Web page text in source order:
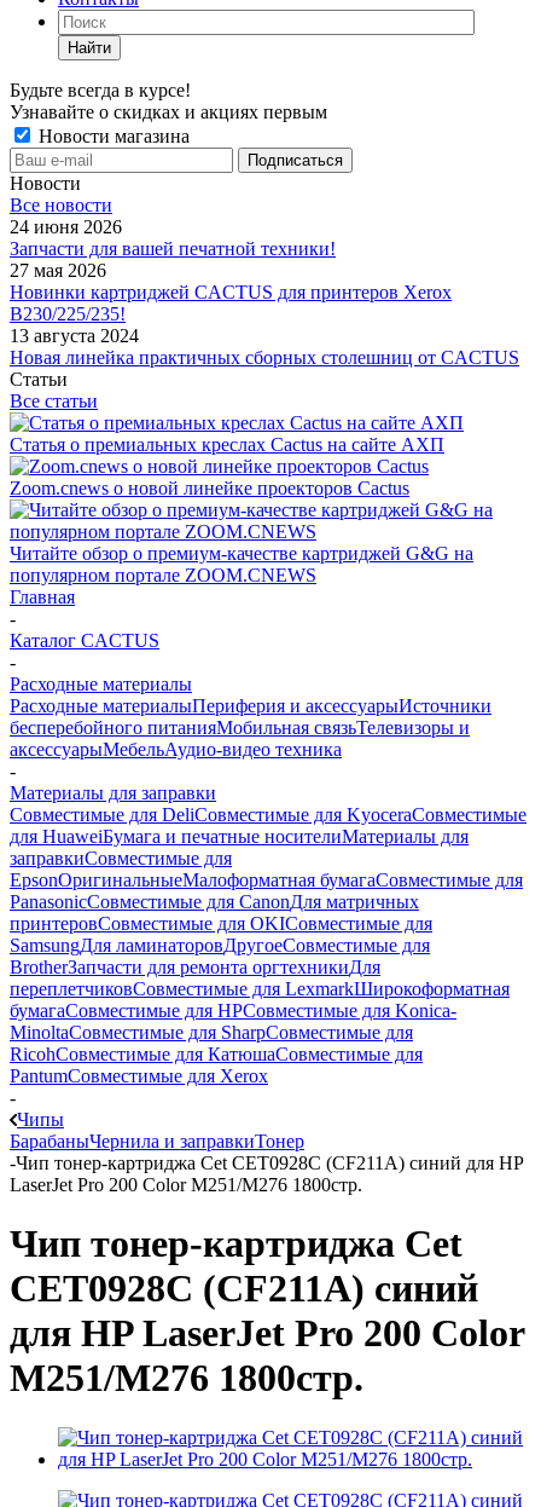
Найти
Будьте всегда в курсе!
Узнавайте о скидках и акциях первым
Новости магазина
Новости
Все новости
24 июня 2026
Запчасти для вашей печатной техники!
27 мая 2026
Новинки картриджей CACTUS для принтеров Xerox
B230/225/235!
13 августа 2024
Новая линейка практичных сборных столешниц от CACTUS
Статьи
Все статьи
Статья о премиальных креслах Cactus на сайте АХП
Zoom.cnews о новой линейке проекторов Cactus
Читайте обзор о премиум-качестве картриджей G&G на
популярном портале ZOOM.CNEWS
Главная
-
Каталог CACTUS
-
Расходные материалы
Расходные материалыПериферия и аксессуарыИсточники
бесперебойного питанияМобильная связьТелевизоры и
аксессуарыМебельАудио-видео техника
-
Материалы для заправки
Совместимые для DeliСовместимые для KyoceraСовместимые
для HuaweiБумага и печатные носителиМатериалы для
заправкиСовместимые для
EpsonОригинальныеМалоформатная бумагаСовместимые для
PanasonicСовместимые для CanonДля матричных
принтеровСовместимые для OKIСовместимые для
SamsungДля ламинаторовДругоеСовместимые для
BrotherЗапчасти для ремонта оргтехникиДля
переплетчиковСовместимые для LexmarkШирокоформатная
бумагаСовместимые для HPСовместимые для Konica-
MinoltaСовместимые для SharpСовместимые для
RicohСовместимые для КатюшаСовместимые для
PantumСовместимые для Xerox
-
Чипы
БарабаныЧернила и заправкиТонер
-Чип тонер-картриджа Cet CET0928C (CF211A) синий для HP
LaserJet Pro 200 Color M251/M276 1800стр.
Чип тонер-картриджа Cet
CET0928C (CF211A) синий
для HP LaserJet Pro 200 Color
M251/M276 1800стр.